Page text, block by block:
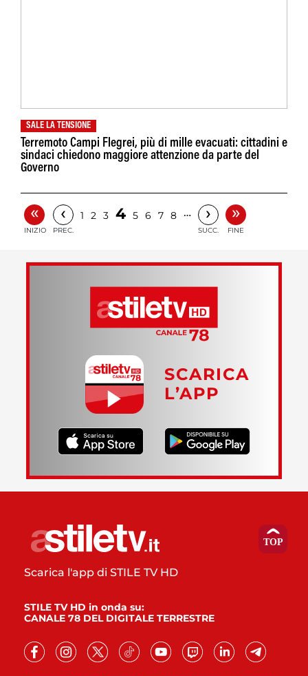
SALE LA TENSIONE
Terremoto Campi Flegrei, più di mille evacuati: cittadini e
sindaci chiedono maggiore attenzione da parte del
Governo
«
INIZIO
‹
PREC.
1 2 3 4 5 6 7 8 … ›
SUCC.
»
FINE
SCARICA
L’APP
Scarica l'app di STILE TV HD
STILE TV HD in onda su:
CANALE 78 DEL DIGITALE TERRESTRE